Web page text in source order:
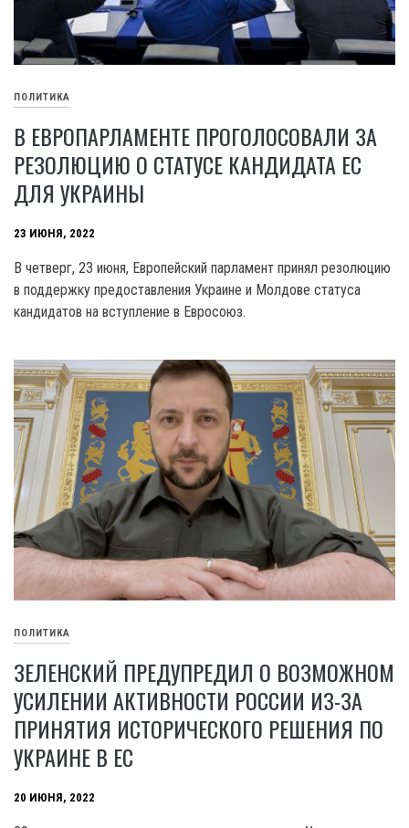
ПОЛИТИКА
В ЕВРОПАРЛАМЕНТЕ ПРОГОЛОСОВАЛИ ЗА
РЕЗОЛЮЦИЮ О СТАТУСЕ КАНДИДАТА ЕС
ДЛЯ УКРАИНЫ
23 ИЮНЯ, 2022
В четверг, 23 июня, Европейский парламент принял резолюцию
в поддержку предоставления Украине и Молдове статуса
кандидатов на вступление в Евросоюз.
ПОЛИТИКА
ЗЕЛЕНСКИЙ ПРЕДУПРЕДИЛ О ВОЗМОЖНОМ
УСИЛЕНИИ АКТИВНОСТИ РОССИИ ИЗ-ЗА
ПРИНЯТИЯ ИСТОРИЧЕСКОГО РЕШЕНИЯ ПО
УКРАИНЕ В ЕС
20 ИЮНЯ, 2022